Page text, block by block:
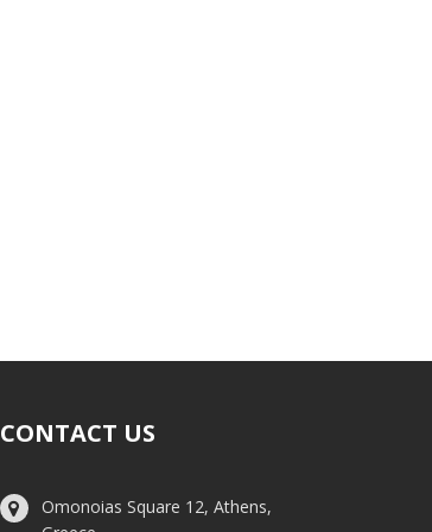
CONTACT US
Omonoias Square 12, Athens,